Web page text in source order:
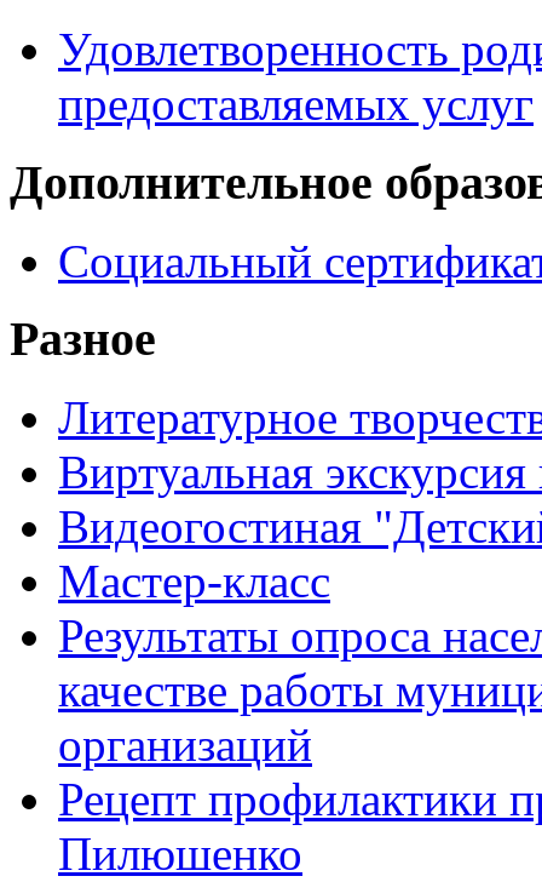
Удовлетворенность
предоставляемых услуг
Дополнительное
Социальный
Разное
Литературное
Виртуальная
Видеогостиная
Мастер-класс
Результаты опроса
качестве работы
организаций
Рецепт профилактики
Пилюшенко